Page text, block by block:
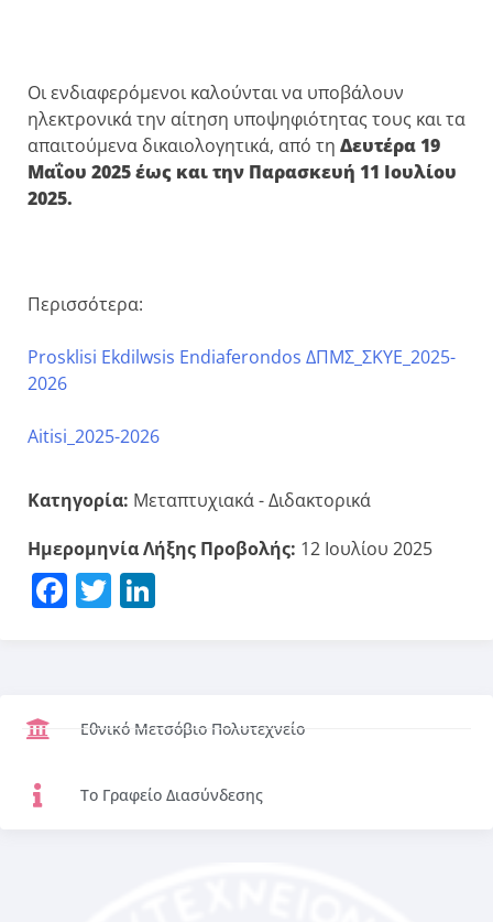
Οι ενδιαφερόμενοι καλούνται να υποβάλουν
ηλεκτρονικά την αίτηση υποψηφιότητας τους και τα
απαιτούμενα δικαιολογητικά, από τη Δευτέρα 19
Μαΐου 2025 έως και την Παρασκευή 11 Ιουλίου
2025.
Περισσότερα:
Prosklisi Ekdilwsis Endiaferondos ΔΠΜΣ_ΣΚΥΕ_2025-
2026
Aitisi_2025-2026
Κατηγορία: Μεταπτυχιακά - Διδακτορικά
Ημερομηνία Λήξης Προβολής: 12 Ιουλίου 2025
Facebook
Twitter
Εθνικό Μετσόβιο Πολυτεχνείο
Το Γραφείο Διασύνδεσης